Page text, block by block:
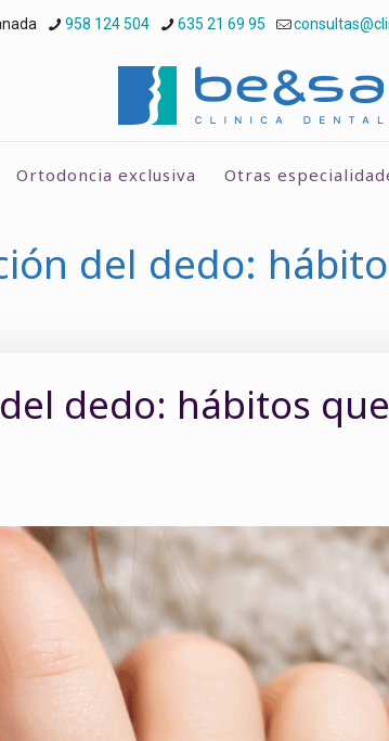
958 124 504 635 21 69 95
Ortodoncia exclusiva Otras
del dedo:
dedo: hábitos